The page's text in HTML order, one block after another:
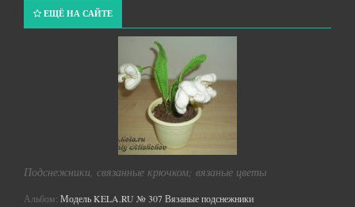
ЕЩЁ НА САЙТЕ
Подснежники, связанные крючком; вязаные цветы
Альбом: Модель KELA.RU № 307 Вязаные подснежники